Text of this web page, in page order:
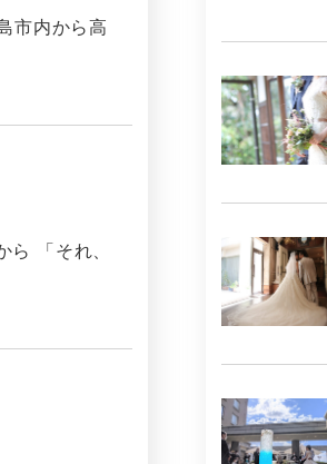
市内から高
「それ、